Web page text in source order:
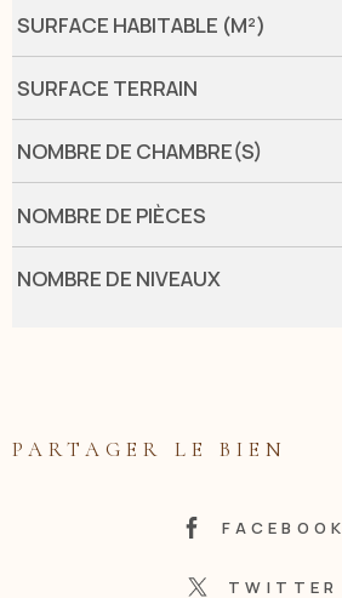
SURFACE HABITABLE (M²)
SURFACE TERRAIN
NOMBRE DE CHAMBRE(S)
NOMBRE DE PIÈCES
NOMBRE DE NIVEAUX
PARTAGER LE BIEN
FACEBOOK
TWITTER